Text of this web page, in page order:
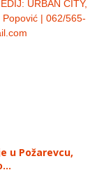
URBAN CITY,
| 062/565-
u Požarevcu,